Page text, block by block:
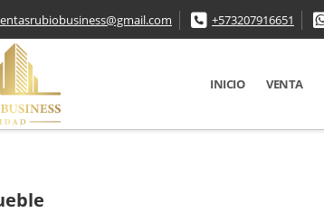
+573207916651
INICIO VENTA